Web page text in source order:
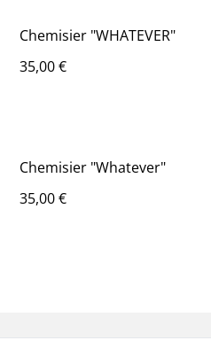
Chemisier "WHATEVER"
35,00 €
Chemisier "Whatever"
35,00 €